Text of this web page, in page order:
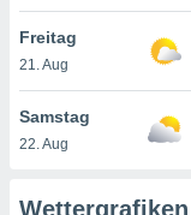
auf
klicken.
Freitag
21. Aug
Samstag
22. Aug
Wettergrafiken